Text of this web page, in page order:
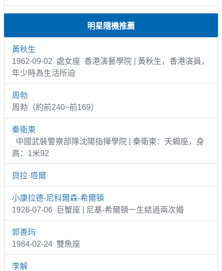
明星隨機推薦
黃秋生
1962-09-02 處女座 香港演藝學院 | 黃秋生，香港演員，
年少時為生活所迫
周勃
周勃（約前240~前169）
秦衛東
中國武裝警察部隊沈陽指揮學院 | 秦衛東：天蝎座，身
高：1米92
貝拉·塔爾
小康拉德-尼科爾森-希爾頓
1926-07-06 巨蟹座 | 尼基-希爾頓一生結過兩次婚
郭善玙
1984-02-24 雙魚座
李解